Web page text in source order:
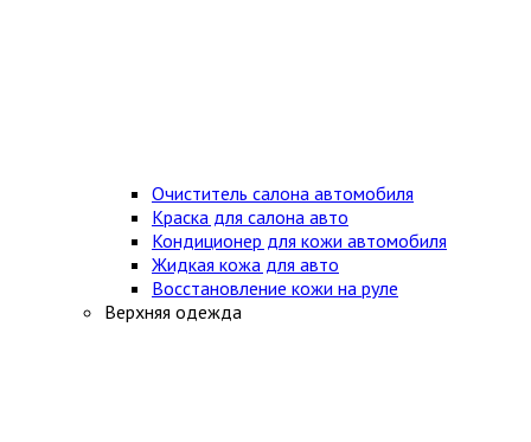
Очиститель салона автомобиля
Краска для салона авто
Кондиционер для кожи автомобиля
Жидкая кожа для авто
Восстановление кожи на руле
Верхняя одежда